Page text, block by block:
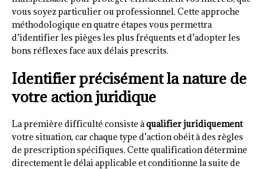
vous soyez particulier ou professionnel. Cette approche
méthodologique en quatre étapes vous permettra
d’identifier les pièges les plus fréquents et d’adopter les
bons réflexes face aux délais prescrits.
Identifier précisément la nature de
votre action juridique
La première difficulté consiste àqualifier juridiquement
votre situation, car chaque type d’action obéit à des règles
de prescription spécifiques. Cette qualification détermine
directement le délai applicable et conditionne la suite de